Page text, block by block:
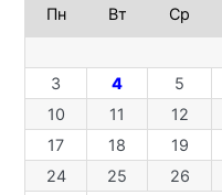
Пн
Вт Ср
3
4 5
10
11 12
17
18 19
24
25 26